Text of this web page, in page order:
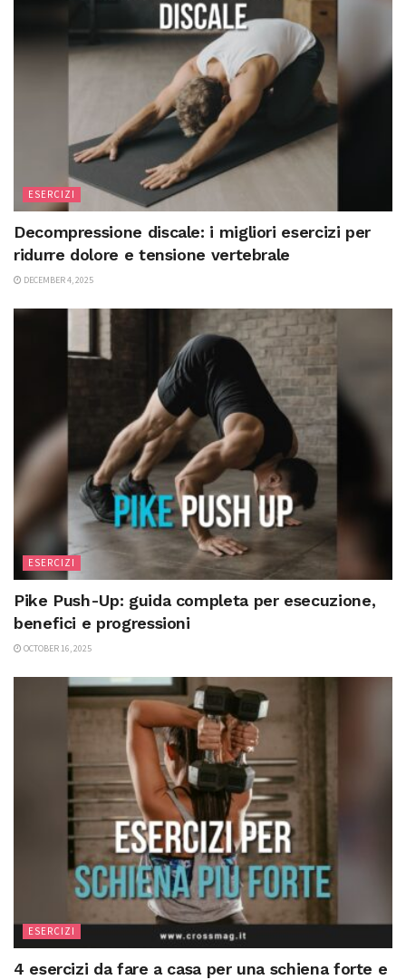
ESERCIZI
Decompressione discale: i migliori esercizi per
ridurre dolore e tensione vertebrale
DECEMBER 4, 2025
ESERCIZI
Pike Push-Up: guida completa per esecuzione,
benefici e progressioni
OCTOBER 16, 2025
ESERCIZI
4 esercizi da fare a casa per una schiena forte e